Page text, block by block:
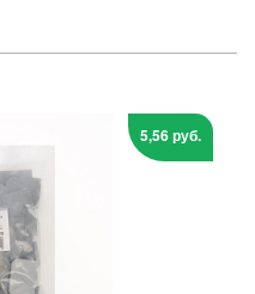
5,56 руб.